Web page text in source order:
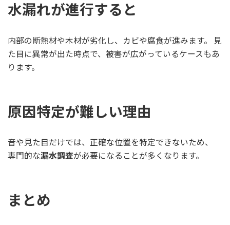
水漏れが進行すると
内部の断熱材や木材が劣化し、カビや腐食が進みます。 見
た目に異常が出た時点で、被害が広がっているケースもあ
ります。
原因特定が難しい理由
音や見た目だけでは、正確な位置を特定できないため、
専門的な漏水調査が必要になることが多くなります。
まとめ